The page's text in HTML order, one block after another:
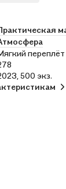
для тех,
и тем, кто
своих
переплёт
500 экз.